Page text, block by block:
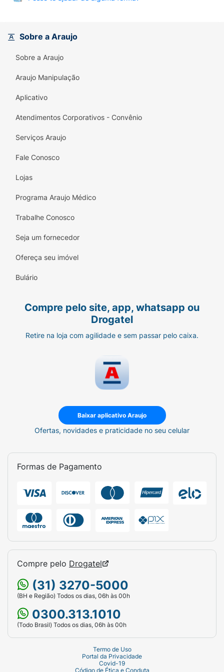
Sobre a Araujo
Sobre a Araujo
Araujo Manipulação
Aplicativo
Atendimentos Corporativos - Convênio
Serviços Araujo
Fale Conosco
Lojas
Programa Araujo Médico
Trabalhe Conosco
Seja um fornecedor
Ofereça seu imóvel
Bulário
Compre pelo site, app, whatsapp ou
Drogatel
Retire na loja com agilidade e sem passar pelo caixa.
Baixar aplicativo Araujo
Ofertas, novidades e praticidade no seu celular
Formas de Pagamento
Compre pelo Drogatel
(31) 3270-5000
(BH e Região) Todos os dias, 06h às 00h
0300.313.1010
(Todo Brasil) Todos os dias, 06h às 00h
Termo de Uso
Portal da Privacidade
Covid-19
Código de Ética e Conduta